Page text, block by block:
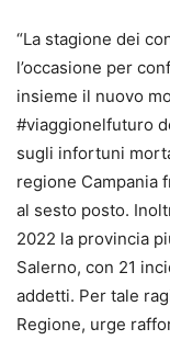
“La stagione dei
l’occasione per
insieme il nuovo
#viaggionelfuturo
sugli infortuni
regione Campania
al sesto posto.
2022 la provincia
Salerno, con 21
addetti. Per tale
Regione, urge